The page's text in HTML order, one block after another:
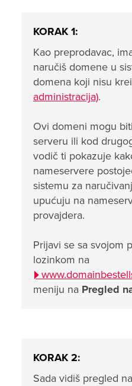
KORAK 1:
Kao preprodavac,
naručiš domene u
domena koji nisu
administracija).
Ovi domeni mogu
serveru ili kod
vodič ti pokazuje
nameservere
sistemu za
upućuju na
provajdera.
Prijavi se sa svojom
lozinkom na
meniju na Pregled
KORAK 2:
Sada vidiš pregled